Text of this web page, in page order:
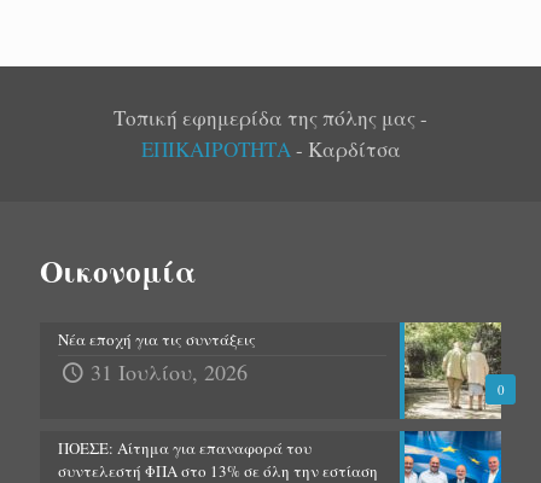
Τοπική εφημερίδα της πόλης μας -
ΕΠΙΚΑΙΡΟΤΗΤΑ - Καρδίτσα
Οικονομία
0
Νέα εποχή για τις συντάξεις
31 Ιουλίου, 2026
ΠΟΕΣΕ: Αίτημα για επαναφορά του
συντελεστή ΦΠΑ στο 13% σε όλη την εστίαση